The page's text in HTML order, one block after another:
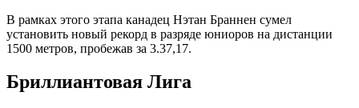
В рамках этого этапа канадец Нэтан Браннен сумел
установить новый рекорд в разряде юниоров на дистанции
1500 метров, пробежав за 3.37,17.
Бриллиантовая Лига